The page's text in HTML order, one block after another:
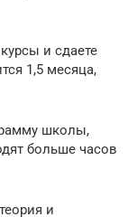
и сдаете
1,5 месяца,
школы,
больше часов
и